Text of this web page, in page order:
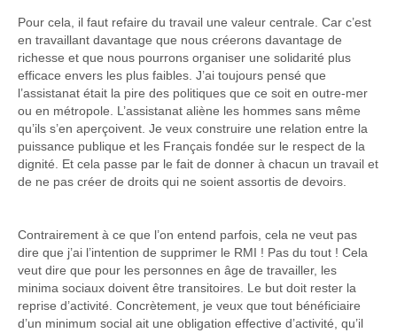
Pour cela, il faut refaire du travail une valeur centrale. Car c’est
en travaillant davantage que nous créerons davantage de
richesse et que nous pourrons organiser une solidarité plus
efficace envers les plus faibles. J’ai toujours pensé que
l’assistanat était la pire des politiques que ce soit en outre-mer
ou en métropole. L’assistanat aliène les hommes sans même
qu’ils s’en aperçoivent. Je veux construire une relation entre la
puissance publique et les Français fondée sur le respect de la
dignité. Et cela passe par le fait de donner à chacun un travail et
de ne pas créer de droits qui ne soient assortis de devoirs.
Contrairement à ce que l’on entend parfois, cela ne veut pas
dire que j’ai l’intention de supprimer le RMI ! Pas du tout ! Cela
veut dire que pour les personnes en âge de travailler, les
minima sociaux doivent être transitoires. Le but doit rester la
reprise d’activité. Concrètement, je veux que tout bénéficiaire
d’un minimum social ait une obligation effective d’activité, qu’il